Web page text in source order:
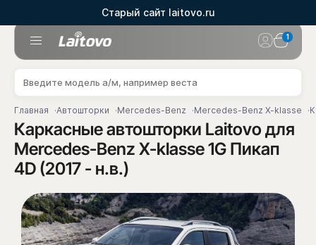
Старый сайт laitovo.ru
1
Главная Автошторки Mercedes-Benz Mercedes-Benz X-klasse
Каркасные автошторки Laitovo для
Mercedes-Benz X-klasse 1G Пикап
4D (2017 - н.в.)